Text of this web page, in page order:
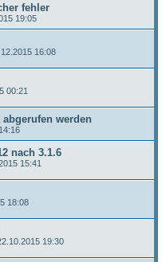
fehler
19:05
16:08
00:21
werden
nach 3.1.6
15:41
18:08
19:30